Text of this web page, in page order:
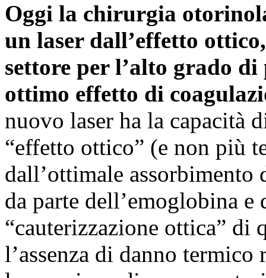
Oggi la chirurgia
un laser dall’effetto
settore per l’alto grado
ottimo effetto di
nuovo laser ha la capacità
“effetto ottico” (e non più
dall’ottimale assorbimento
da parte dell’emoglobina
“cauterizzazione ottica” di
l’assenza di danno